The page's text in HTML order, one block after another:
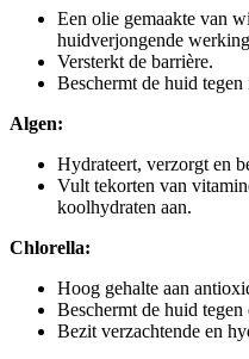
Een olie gemaakte van
huidverjongende
Versterkt de barrière.
Beschermt de huid
Algen:
Hydrateert, verzorgt en
Vult tekorten van
koolhydraten aan.
Chlorella:
Hoog gehalte aan
Beschermt de huid
Bezit verzachtende en